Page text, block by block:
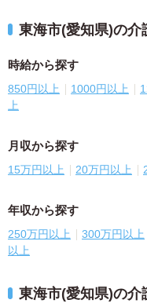
東海市(愛知県)の介
時給から探す
850円以上 1000円以上
上
月収から探す
15万円以上 20万円以上
年収から探す
250万円以上 300万円以上
以上
東海市(愛知県)の介